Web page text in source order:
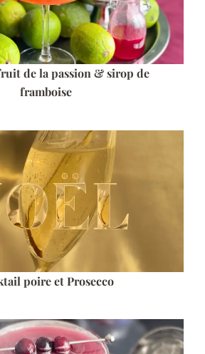
de la passion & sirop de
framboise
poire et Prosecco